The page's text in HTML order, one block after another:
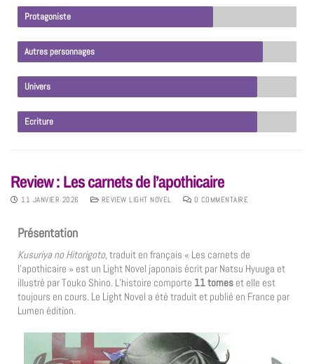
Protagoniste
Autres personnages
Univers
Ecriture
Review : Les carnets de l’apothicaire
11 JANVIER 2026 REVIEW LIGHT NOVEL 0 COMMENTAIRE
Présentation
Kusuriya no Hitorigoto, traduit en français « Les carnets de
l’apothicaire » est un Light Novel japonais écrit par Natsu Hyuuga et
illustré par Touko Shino. L’histoire comporte 11 tomes et elle est
toujours en cours. Le Light Novel a été traduit et publié en France par
Lumen édition.